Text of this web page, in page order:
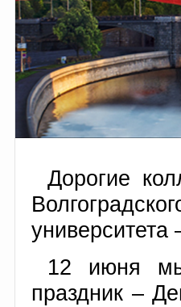
Дорогие
университета
12 июня мы
праздник –